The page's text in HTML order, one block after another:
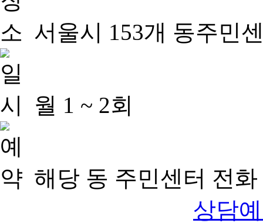
서울시 153개 동주민
월 1 ~ 2회
해당 동 주민센터 전
상담